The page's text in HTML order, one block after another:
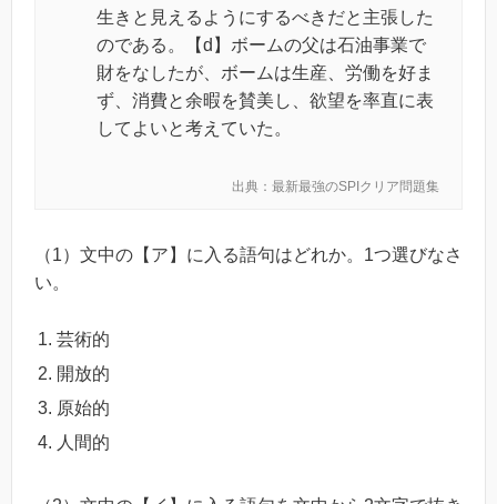
生きと見えるようにするべきだと主張した
のである。【d】ボームの父は石油事業で
財をなしたが、ボームは生産、労働を好ま
ず、消費と余暇を賛美し、欲望を率直に表
してよいと考えていた。
出典：最新最強のSPIクリア問題集
（1）文中の【ア】に入る語句はどれか。1つ選びなさ
い。
芸術的
開放的
原始的
人間的